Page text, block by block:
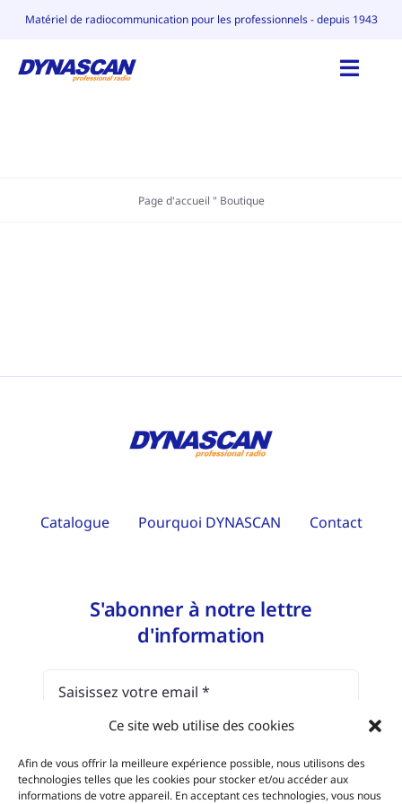
Ce site web utilise des cookies
Afin de vous offrir la meilleure expérience possible, nous utilisons des
technologies telles que les cookies pour stocker et/ou accéder aux
informations de votre appareil. En acceptant ces technologies, vous nous
Skip
content
Matériel de radiocommunication pour les professionnels - depuis 1943
Page d'accueil " Boutique
Catalogue Pourquoi DYNASCAN Contact
S'abonner à notre lettre
d'information
J'ai lu et j'accepte l'avis juridique et la
politique de protection des données.